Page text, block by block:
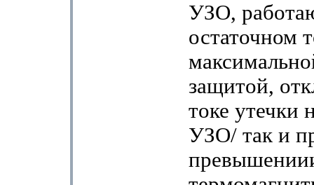
УЗО,
остаточном
защитой,
токе утечки
УЗО/ так и